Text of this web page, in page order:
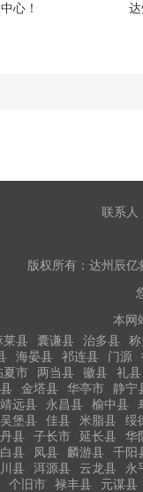
心！
联系人
版权所有：达州辰亿
本网
莱县 囊谦县 治多县
海晏县 祁连县 门源
夏市 两当县 徽县 礼县
金塔县 华亭市 静宁
靖远县 永昌县 榆中县
吴堡县 佳县 米脂县 绥
县 子长市 延长县 华
县 凤县 麟游县 千阳
县 洱源县 云龙县 永
个旧市 禄丰县 元谋县